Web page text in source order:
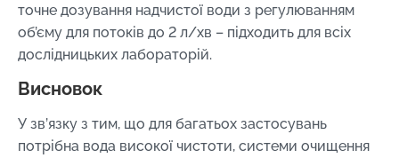
точне дозування надчистої води з регулюванням
об’єму для потоків до 2 л/хв – підходить для всіх
дослідницьких лабораторій.
Висновок
У зв’язку з тим, що для багатьох застосувань
потрібна вода високої чистоти, системи очищення